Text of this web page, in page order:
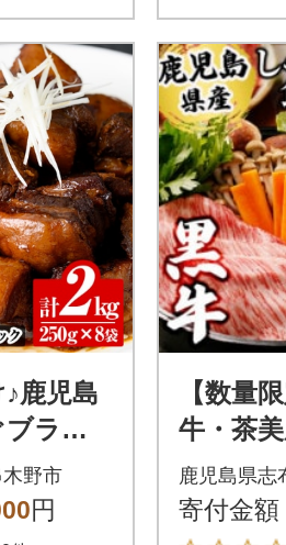
鹿児島
ラン
煮 約
)
野市
円
【数量
牛・茶
ット計
鹿児島県志
寄付金額